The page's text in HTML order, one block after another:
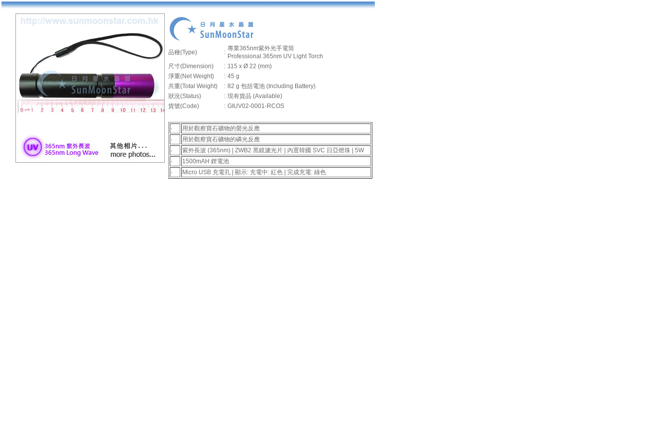
品種(Type) :
專業365nm紫外光手電筒
Professional 365nm UV Light Torch
尺寸(Dimension)
: 115 x Ø 22 (mm)
淨重(Net Weight)
: 45 g
共重(Total Weight)
: 82 g 包括電池 (Including Battery)
狀況(Status)
: 現有貨品 (Available)
貨號(Code)
: GIUV02-0001-RCOS
‧
用於觀察寶石礦物的螢光反應
‧
用於觀察寶石礦物的磷光反應
‧
紫外長波 (365nm) | ZWB2 黑鏡濾光片 | 內置韓國 SVC 日亞燈珠 | 5W
‧
1500mAH 鋰電池
‧
Micro USB 充電孔 | 顯示: 充電中: 紅色 | 完成充電: 綠色